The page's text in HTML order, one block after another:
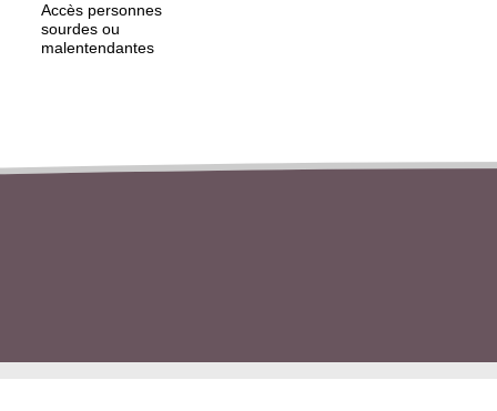
Accès personnes
sourdes ou
malentendantes